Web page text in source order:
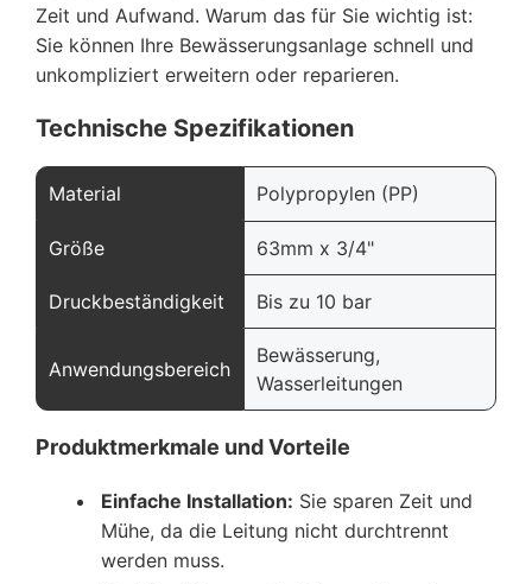
Zeit und Aufwand. Warum das für Sie wichtig ist:
Sie können Ihre Bewässerungsanlage schnell und
unkompliziert erweitern oder reparieren.
Technische Spezifikationen
Material Polypropylen (PP)
Größe 63mm x 3/4"
Druckbeständigkeit Bis zu 10 bar
Anwendungsbereich
Bewässerung,
Wasserleitungen
Produktmerkmale und Vorteile
Einfache Installation: Sie sparen Zeit und
Mühe, da die Leitung nicht durchtrennt
werden muss.